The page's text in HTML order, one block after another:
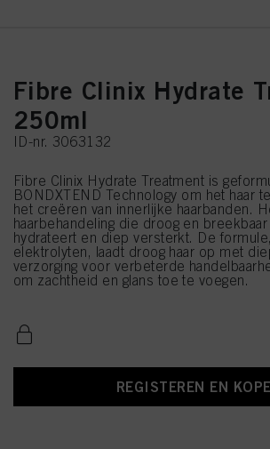
Fibre Clinix Hydrate
250ml
ID-nr. 3063132
Fibre Clinix Hydrate Treatment is
BONDXTEND Technology om het haar
het creëren van innerlijke haarbanden.
haarbehandeling die droog en
hydrateert en diep versterkt. De
elektrolyten, laadt droog haar op met
verzorging voor verbeterde
om zachtheid en glans toe te voegen.
REGISTEREN EN